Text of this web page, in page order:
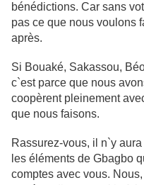
bénédictions. Car sans
pas ce que nous voulons
après.
Si Bouaké, Sakassou,
c`est parce que nous
coopèrent pleinement
que nous faisons.
Rassurez-vous, il n`y
les éléments de Gbagbo
comptes avec vous.